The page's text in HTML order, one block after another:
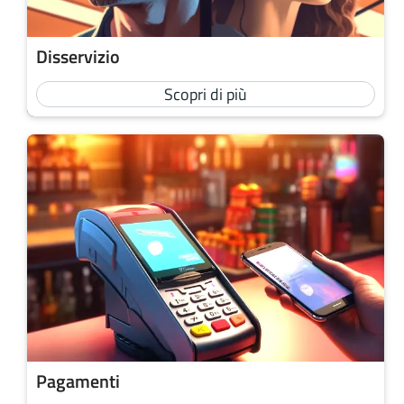
Disservizio
Scopri di più
Pagamenti